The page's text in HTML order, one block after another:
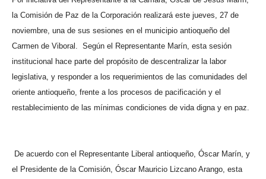
la Comisión de Paz de la Corporación realizará este jueves, 27 de
noviembre, una de sus sesiones en el municipio antioqueño del
Carmen de Viboral.
Según el Representante Marín, esta sesión
institucional hace parte del propósito de descentralizar la labor
legislativa, y responder a los requerimientos de las comunidades del
oriente antioqueño, frente a los procesos de pacificación y el
restablecimiento de las mínimas condiciones de vida digna y en paz.
De acuerdo con el Representante Liberal antioqueño, Óscar Marín, y
el Presidente de la Comisión, Óscar Mauricio Lizcano Arango, esta